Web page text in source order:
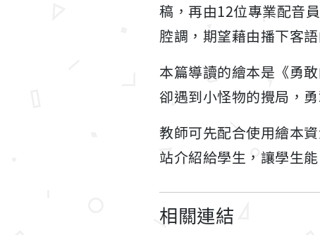
稿，再由12位專業配音
腔調，期望藉由播下客
本篇導讀的繪本是《勇
卻遇到小怪物的攪局，
教師可先配合使用繪本
站介紹給學生，讓學生
相關連結